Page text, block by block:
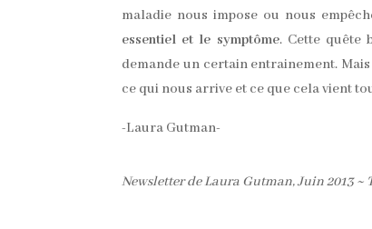
maladie nous impose ou nous
essentiel et le symptôme. Cette quête
demande un certain entrainement.
ce qui nous arrive et ce que cela vient
-Laura Gutman-
Newsletter de Laura Gutman, Juin 2013